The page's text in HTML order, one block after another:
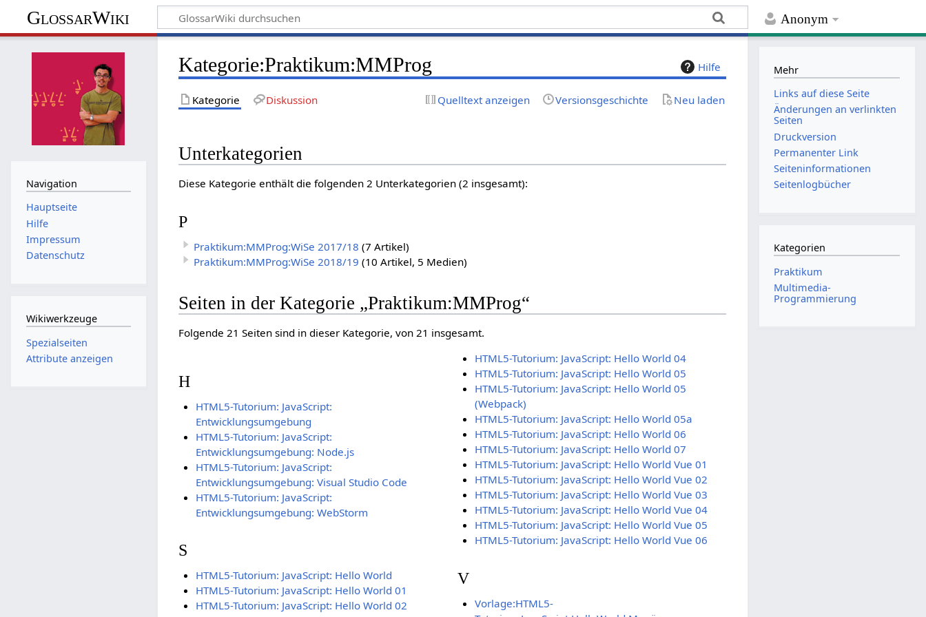
Anonym
GlossarWiki
Hilfe
Kategorie:Praktikum:MMProg
Kategorie Diskussion Quelltext anzeigen Versionsgeschichte Neu laden
Unterkategorien
Diese Kategorie enthält die folgenden 2 Unterkategorien (2 insgesamt):
P
Praktikum:MMProg:WiSe 2017/18 (7 Artikel)
Praktikum:MMProg:WiSe 2018/19 (10 Artikel, 5 Medien)
Seiten in der Kategorie „Praktikum:MMProg“
Folgende 21 Seiten sind in dieser Kategorie, von 21 insgesamt.
H
HTML5-Tutorium: JavaScript:
Entwicklungsumgebung
HTML5-Tutorium: JavaScript:
Entwicklungsumgebung: Node.js
HTML5-Tutorium: JavaScript:
Entwicklungsumgebung: Visual Studio Code
HTML5-Tutorium: JavaScript:
Entwicklungsumgebung: WebStorm
S
HTML5-Tutorium: JavaScript: Hello World
HTML5-Tutorium: JavaScript: Hello World 01
HTML5-Tutorium: JavaScript: Hello World 02
HTML5-Tutorium: JavaScript: Hello World 04
HTML5-Tutorium: JavaScript: Hello World 05
HTML5-Tutorium: JavaScript: Hello World 05
(Webpack)
HTML5-Tutorium: JavaScript: Hello World 05a
HTML5-Tutorium: JavaScript: Hello World 06
HTML5-Tutorium: JavaScript: Hello World 07
HTML5-Tutorium: JavaScript: Hello World Vue 01
HTML5-Tutorium: JavaScript: Hello World Vue 02
HTML5-Tutorium: JavaScript: Hello World Vue 03
HTML5-Tutorium: JavaScript: Hello World Vue 04
HTML5-Tutorium: JavaScript: Hello World Vue 05
HTML5-Tutorium: JavaScript: Hello World Vue 06
V
Vorlage:HTML5-
Navigation
Hauptseite
Hilfe
Impressum
Datenschutz
Wikiwerkzeuge
Spezialseiten
Attribute anzeigen
Mehr
Links auf diese Seite
Änderungen an verlinkten
Seiten
Druckversion
Permanenter Link
Seiten­­informationen
Seitenlogbücher
Kategorien
Praktikum
Multimedia-
Programmierung